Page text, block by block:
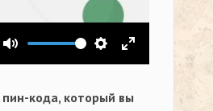
Выключить звукНастройки
На весь экран
кода, который вы